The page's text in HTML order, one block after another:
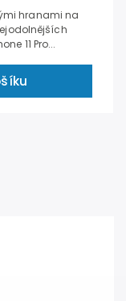
hranami na
11 Pro...